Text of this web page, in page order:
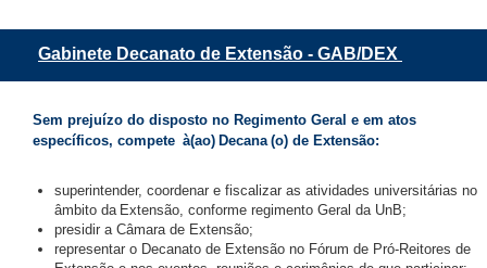
Gabinete Decanato de Extensão - GAB/DEX
Sem prejuízo do disposto no Regimento Geral e em atos
específicos, compete à(ao) Decana (o) de Extensão:
superintender, coordenar e fiscalizar as atividades universitárias no
âmbito da Extensão, conforme regimento Geral da UnB;
presidir a Câmara de Extensão;
representar o Decanato de Extensão no Fórum de Pró-Reitores de